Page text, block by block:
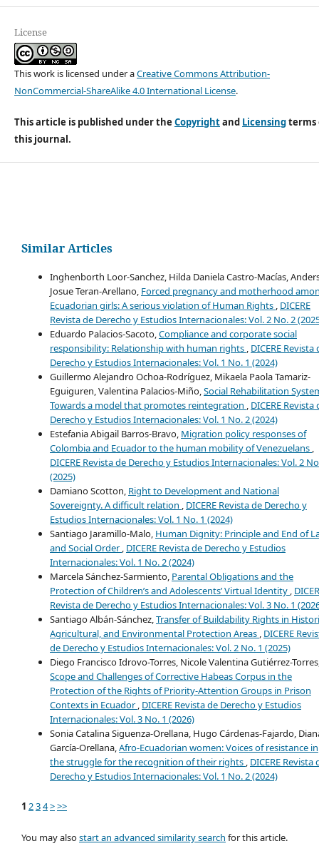
License
This work is licensed under aCreative Commons Attribution-
NonCommercial-ShareAlike 4.0 International License.
This article is published under theCopyrightand Licensingterms
this journal.
Similar Articles
Inghenborth Loor-Sanchez, Hilda Daniela Castro-Macías,
Josue Teran-Arellano, Forced pregnancy and motherhood
Ecuadorian girls: A serious violation of Human Rights , DICERE
Revista de Derecho y Estudios Internacionales: Vol. 2 No. 2
Eduardo Palacios-Sacoto,Compliance and corporate social
responsibility: Relationship with human rights , DICERE Revista
Derecho y Estudios Internacionales: Vol. 1 No. 1 (2024)
Guillermo Alejandro Ochoa-Rodríguez, Mikaela Paola Tamariz-
Eguiguren, Valentina Palacios-Miño,Social Rehabilitation
Towards a model that promotes reintegration , DICERE Revista
Derecho y Estudios Internacionales: Vol. 1 No. 2 (2024)
Estefania Abigail Barros-Bravo, Migration policy responses of
Colombia and Ecuador to the human mobility of Venezuelans ,
DICERE Revista de Derecho y Estudios Internacionales: Vol. 2
(2025)
Damiano Scotton, Right to Development and National
Sovereignty. A difficult relation , DICERE Revista de Derecho y
Estudios Internacionales: Vol. 1 No. 1 (2024)
Santiago Jaramillo-Malo, Human Dignity: Principle and End of
and Social Order, DICERE Revista de Derecho y Estudios
Internacionales: Vol. 1 No. 2 (2024)
Marcela Sánchez-Sarmiento, Parental Obligations and the
Protection of Children’s and Adolescents’ Virtual Identity ,
Revista de Derecho y Estudios Internacionales: Vol. 3 No. 1
Santiago Albán-Sánchez,Transfer of Buildability Rights in
Agricultural, and Environmental Protection Areas , DICERE
de Derecho y Estudios Internacionales: Vol. 2 No. 1 (2025)
Diego Francisco Idrovo-Torres, Nicole Valentina Gutiérrez-
Scope and Challenges of Corrective Habeas Corpus in the
Protection of the Rights of Priority-Attention Groups in Prison
Contexts in Ecuador, DICERE Revista de Derecho y Estudios
Internacionales: Vol. 3 No. 1 (2026)
Sonia Catalina Siguenza-Orellana, Hugo Cárdenas-Fajardo,
García-Orellana,Afro-Ecuadorian women: Voices of resistance in
the struggle for the recognition of their rights , DICERE Revista
Derecho y Estudios Internacionales: Vol. 1 No. 2 (2024)
1 234>>>
You may alsostart an advanced similarity search for this article.